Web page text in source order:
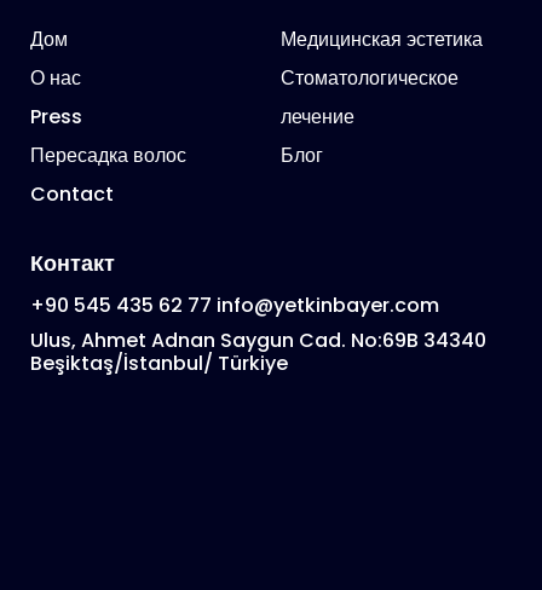
Дом
О нас
Press
Пересадка волос
Contact
Медицинская эстетика
Стоматологическое
лечение
Блог
Контакт
+90 545 435 62 77 info@yetkinbayer.com
Ulus, Ahmet Adnan Saygun Cad. No:69B 34340
Beşiktaş/İstanbul/ Türkiye